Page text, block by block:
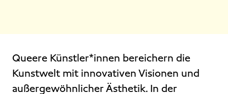
Queere Künstler*innen bereichern die
Kunstwelt mit innovativen Visionen und
außergewöhnlicher Ästhetik. In der